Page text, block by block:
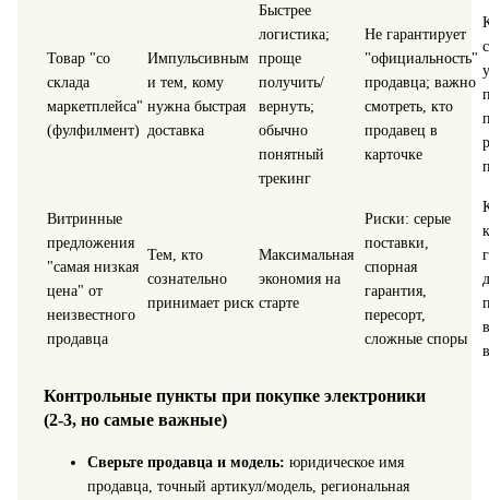
Товар "со
склада
маркетплейса"
(фулфилмент)
Импульсивным
и тем, кому
нужна быстрая
доставка
Быстрее
логистика;
проще
получить/
вернуть;
обычно
понятный
трекинг
Не гарантирует
"официальность"
продавца; важно
смотреть, кто
продавец в
карточке
Витринные
предложения
"самая низкая
цена" от
неизвестного
продавца
Тем, кто
сознательно
принимает риск
Максимальная
экономия на
старте
Риски: серые
поставки,
спорная
гарантия,
пересорт,
сложные споры
Контрольные пункты при покупке электроники
(2-3, но самые важные)
Сверьте продавца и модель: юридическое имя
продавца, точный артикул/модель, региональная